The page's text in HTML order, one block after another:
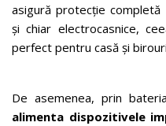
asigură protecție
și chiar electrocasnice,
perfect pentru casă și
De asemenea, prin
alimenta dispozitivele